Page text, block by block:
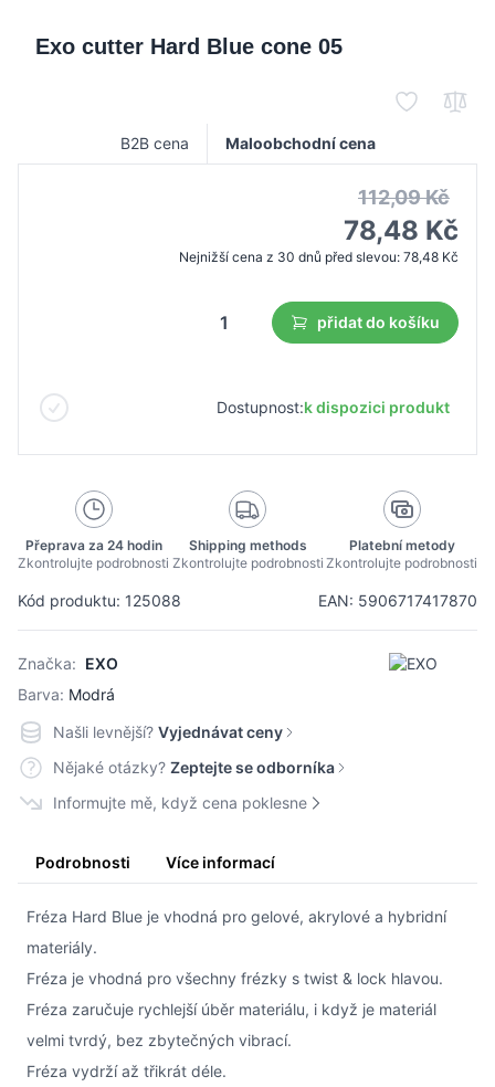
Exo cutter Hard Blue cone 05
Kód produktu: 125088 EAN: 5906717417870
Značka: EXO
Barva: Modrá
B2B cena Maloobchodní cena
112,09 Kč
78,48 Kč
Nejnižší cena z 30 dnů před slevou: 78,48 Kč
přidat do košíku
Dostupnost:k dispozici produkt
Přeprava za 24 hodin
Zkontrolujte podrobnosti
Shipping methods
Zkontrolujte podrobnosti
Platební metody
Zkontrolujte podrobnosti
Našli levnější? Vyjednávat ceny
Nějaké otázky? Zeptejte se odborníka
Informujte mě, když cena poklesne
Podrobnosti Více informací
Fréza Hard Blue je vhodná pro gelové, akrylové a hybridní
materiály.
Fréza je vhodná pro všechny frézky s twist & lock hlavou.
Fréza zaručuje rychlejší úběr materiálu, i když je materiál
velmi tvrdý, bez zbytečných vibrací.
Fréza vydrží až třikrát déle.